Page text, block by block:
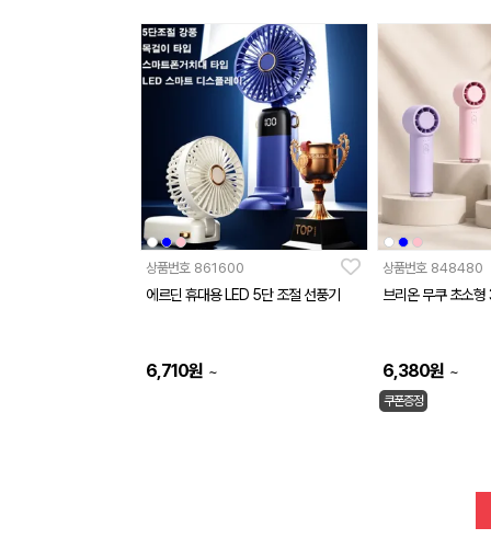
상품번호 861600
에르딘 휴대용 LED 5단 조절 선풍기
6,710원 ~
상품번호 848480
브리온 무쿠 초소
6,380원 ~
쿠폰증정